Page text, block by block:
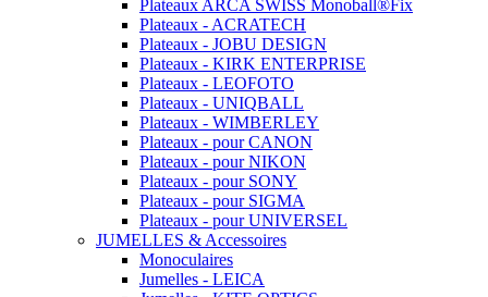
Plateaux ARCA SWISS Monoball®Fix
Plateaux - ACRATECH
Plateaux - JOBU DESIGN
Plateaux - KIRK ENTERPRISE
Plateaux - LEOFOTO
Plateaux - UNIQBALL
Plateaux - WIMBERLEY
Plateaux - pour CANON
Plateaux - pour NIKON
Plateaux - pour SONY
Plateaux - pour SIGMA
Plateaux - pour UNIVERSEL
JUMELLES & Accessoires
Monoculaires
Jumelles - LEICA